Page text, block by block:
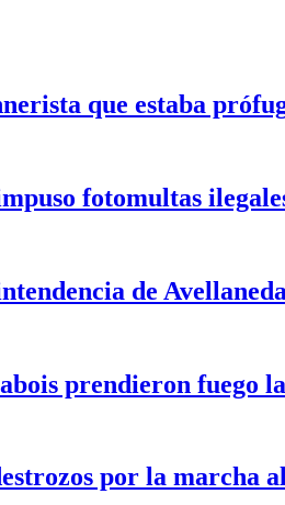
que estaba
fotomultas
de
prendieron fuego
por la marcha